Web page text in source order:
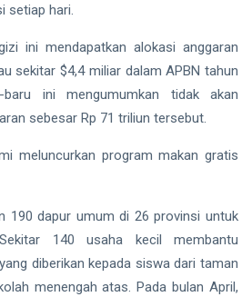
setiap hari.
ini mendapatkan alokasi anggaran
sekitar $4,4 miliar dalam APBN tahun
ini mengumumkan tidak akan
sebesar Rp 71 triliun tersebut.
meluncurkan program makan gratis
190 dapur umum di 26 provinsi untuk
140 usaha kecil membantu
diberikan kepada siswa dari taman
menengah atas. Pada bulan April,